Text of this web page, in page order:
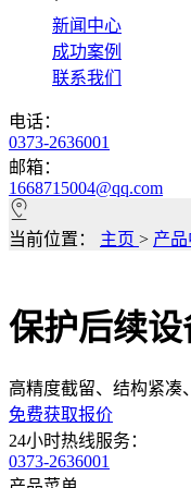
新闻中心
成功案例
联系我们
电话：
0373-2636001
邮箱：
1668715004@qq.com
当前位置： 主页 > 产
保护后续
高精度截留、结构紧凑
免费获取报价
24小时热线服务：
0373-2636001